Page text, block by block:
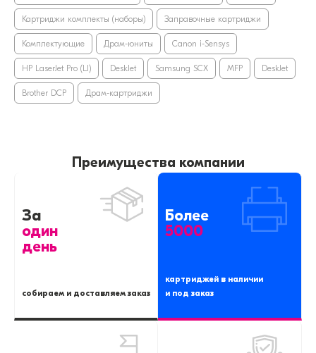
Картриджи комплекты (наборы) Заправочные картриджи
Комплектующие Драм-юниты Canon i-Sensys
HP LaserJet Pro (LJ) DeskJet Samsung SCX MFP DeskJet
Brother DCP Драм-картриджи
Преимущества компании
За
один
день
собираем и доставляем заказ
Более
5000
картриджей в наличии
и под заказ